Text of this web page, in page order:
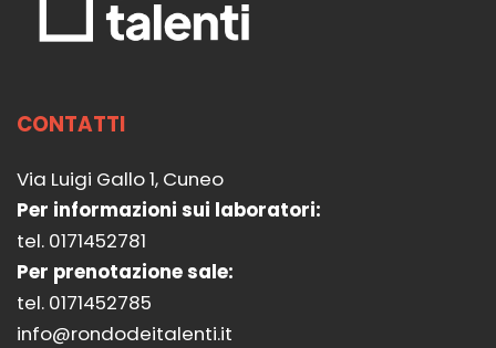
CONTATTI
Via Luigi Gallo 1, Cuneo
Per informazioni sui laboratori:
tel. 0171452781
Per prenotazione sale:
tel. 0171452785
info@rondodeitalenti.it